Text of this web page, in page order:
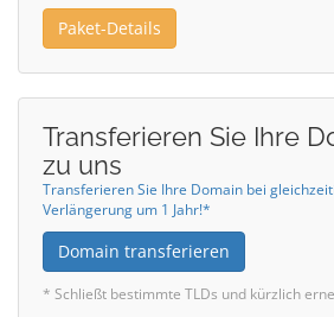
Paket-Details
Transferieren Sie Ihre
zu uns
Transferieren Sie Ihre Domain bei
Verlängerung um 1 Jahr!*
Domain transferieren
* Schließt bestimmte TLDs und kürzlich